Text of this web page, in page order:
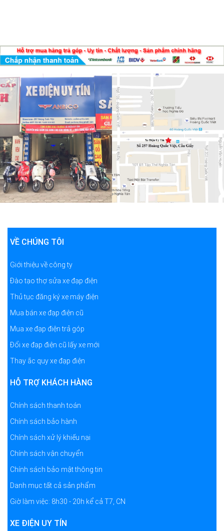
VỀ CHÚNG TÔI
Giới thiệu về công ty
Đào tạo thợ sửa xe đạp điện
Thủ tục đăng ký xe máy điện
Mua bán xe đạp điện cũ
Mua xe đạp điện trả góp
Đổi xe đạp điện cũ lấy xe mới
Thay ắc quy xe đạp điện
HỖ TRỢ KHÁCH HÀNG
Chính sách thanh toán
Chính sách bảo hành
Chính sách xử lý khiếu nại
Chính sách vận chuyển
Chính sách bảo mật thông tin
Danh mục tất cả sản phẩm
Giờ làm việc: 8h30 - 20h kể cả T7, CN
XE ĐIỆN UY TÍN